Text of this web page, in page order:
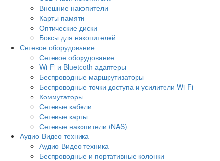
Внешние накопители
Карты памяти
Оптические диски
Боксы для накопителей
Сетевое оборудование
Сетевое оборудование
Wi-Fi и Bluetooth адаптеры
Беспроводные маршрутизаторы
Беспроводные точки доступа и усилители Wi-Fi
Коммутаторы
Сетевые кабели
Сетевые карты
Сетевые накопители (NAS)
Аудио-Видео техника
Аудио-Видео техника
Беспроводные и портативные колонки